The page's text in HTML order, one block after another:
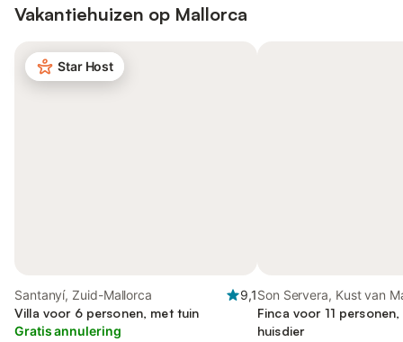
Vakantiehuizen op Mallorca
Star Host
Santanyí, Zuid-Mallorca
9,1
Villa voor 6 personen, met tuin
Gratis annulering
Son Servera, Kust van
Finca voor 11
huisdier